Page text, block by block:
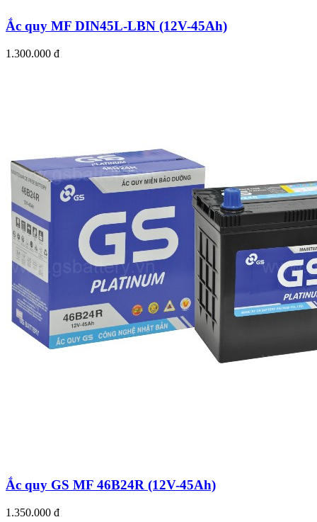
Ắc quy MF DIN45L-LBN (12V-45Ah)
1.300.000 đ
Ắc quy GS MF 46B24R (12V-45Ah)
1.350.000 đ